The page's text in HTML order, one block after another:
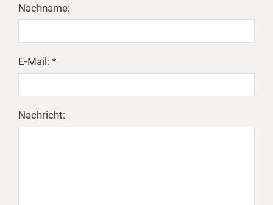
Nachname:
E-Mail: *
Nachricht: